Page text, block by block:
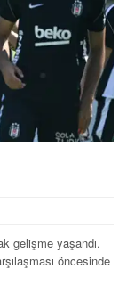
gelişme yaşandı.
öncesinde